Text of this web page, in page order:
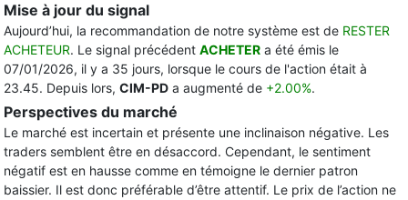
Mise à jour du signal
Aujourd’hui, la recommandation de notre système est de RESTER
ACHETEUR. Le signal précédent ACHETER a été émis le
07/01/2026, il y a 35 jours, lorsque le cours de l'action était à
23.45. Depuis lors, CIM-PD a augmenté de +2.00%.
Perspectives du marché
Le marché est incertain et présente une inclinaison négative. Les
traders semblent être en désaccord. Cependant, le sentiment
négatif est en hausse comme en témoigne le dernier patron
baissier. Il est donc préférable d’être attentif. Le prix de l’action ne